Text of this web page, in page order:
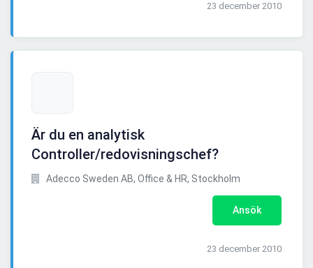
23 december 2010
Är du en analytisk
Controller/redovisningschef?
Adecco Sweden AB, Office & HR, Stockholm
Ansök
23 december 2010